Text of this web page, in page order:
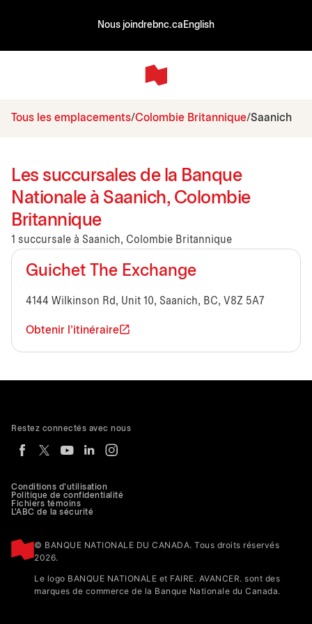
Nous joindrebnc.ca English
Tous les emplacements Colombie Britannique Saanich
Les succursales de la Banque
Nationale à Saanich, Colombie
Britannique
1 succursale à Saanich, Colombie Britannique
Guichet The Exchange
4144 Wilkinson Rd, Unit 10, Saanich, BC, V8Z 5A7
Obtenir l'itinéraire
Conditions d'utilisation
Politique de confidentialité
Fichiers témoins
L'ABC de la sécurité
© BANQUE NATIONALE DU CANADA. Tous droits réservés
2026.
Le logo BANQUE NATIONALE et FAIRE. AVANCER. sont des
marques de commerce de la Banque Nationale du Canada.
Restez connectés avec nous